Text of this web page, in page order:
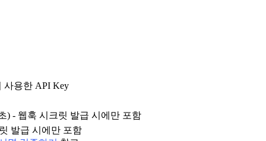
사용한 API Key
) - 웹훅 시크릿 발급 시에만 포함
발급 시에만 포함